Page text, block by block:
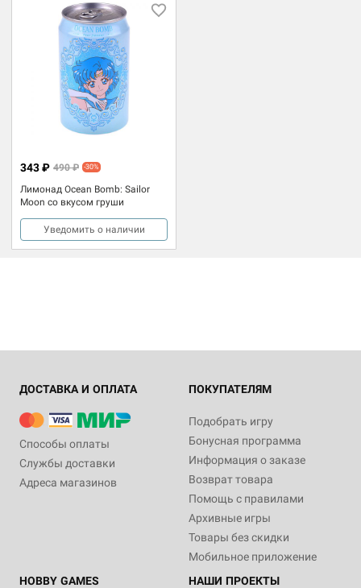
Лимонад Ocean Bomb: Sailor
Moon со вкусом груши
343 ₽ 490 ₽ -30%
Уведомить о наличии
ДОСТАВКА И ОПЛАТА
Способы оплаты
Службы доставки
Адреса магазинов
ПОКУПАТЕЛЯМ
Подобрать игру
Бонусная программа
Информация о заказе
Возврат товара
Помощь с правилами
Архивные игры
Товары без скидки
Мобильное приложение
HOBBY GAMES
НАШИ ПРОЕКТЫ